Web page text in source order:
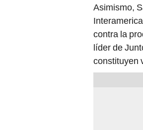
Asimismo,
contra la
líder de
constituyen